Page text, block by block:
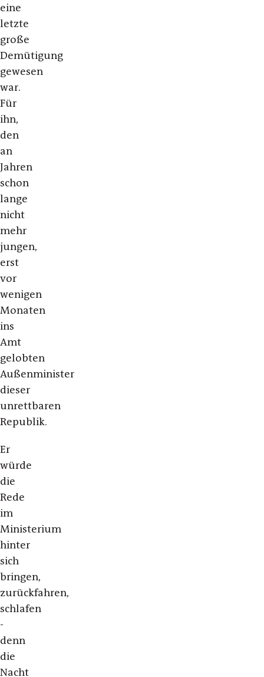
eine
letzte
große
Demütigung
gewesen
war.
Für
ihn,
den
an
Jahren
schon
lange
nicht
mehr
jungen,
erst
vor
wenigen
Monaten
ins
Amt
gelobten
Außenminister
dieser
unrettbaren
Republik.
Er
würde
die
Rede
im
Ministerium
hinter
sich
bringen,
zurückfahren,
schlafen
-
denn
die
Nacht